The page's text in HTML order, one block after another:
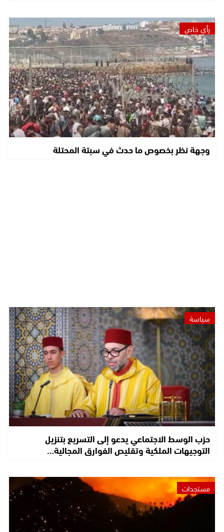
رأي خاص
وجهة نظر بخصوص ما حدث في سبتة المحتلة
سياسة
حزب الوسط الاجتماعي يدعو إلى التسريع بتنزيل
التوجيهات الملكية وتقليص الفوارق المجالية…
مستجدات